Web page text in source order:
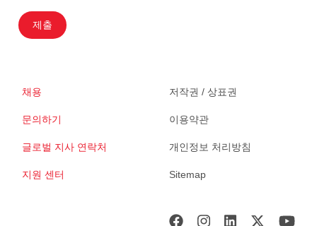
제출
채용
문의하기
글로벌 지사 연락처
지원 센터
저작권 / 상표권
이용약관
개인정보 처리방침
Sitemap